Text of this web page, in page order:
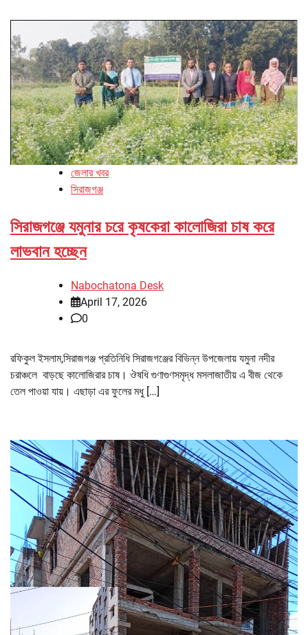
জেলার খবর
সিরাজগঞ্জ
সিরাজগঞ্জে যমুনার চরে কৃষকেরা কালোজিরা চাষ করে
লাভবান হচ্ছেন
Nabochatona Desk
April 17, 2026
0
রফিকুল ইসলাম,সিরাজগঞ্জ প্রতিনিধি সিরাজগঞ্জের বিভিন্ন উপজেলায় যমুনা নদীর
চরাঞ্চলে বাড়ছে কালোজিরার চাষ। ঔষধি গুণাগুণসমৃদ্ধ মসলাজাতীয় এ বীজ থেকে
তেল পাওয়া যায়। এছাড়া এর ফুলের মধু […]